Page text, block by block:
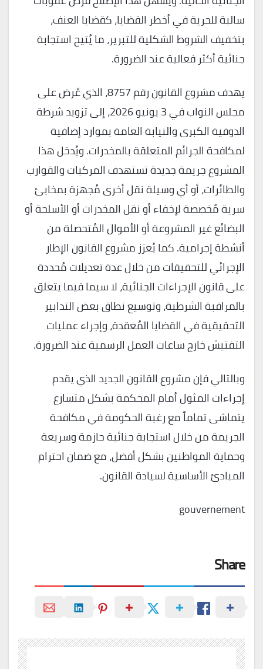
سالبة للحرية في أخطر القضايا، كقضايا العنف،
بتخفيف الشروط الشكلية للتبرير، ما يُتيح استجابة
جنائية أكثر فعالية عند الضرورة.
يهدف مشروع القانون رقم 8757، الذي عُرض على
مجلس النواب في 3 يونيو 2026، إلى تزويد شرطة
الدوقية الكبرى والنيابة العامة بموارد إضافية
لمكافحة الجرائم المتعلقة بالمخدرات. ويُدخل هذا
المشروع جريمة جديدة تستهدف المركبات والقوارب
والطائرات، أو أي وسيلة نقل أخرى مُجهزة بمخابئ
سرية مُخصصة لإخفاء أو نقل المخدرات أو الأسلحة أو
البضائع غير المشروعة أو الأموال المُتحصلة من
أنشطة إجرامية. كما يُعزز مشروع القانون الإطار
الإجرائي للتحقيقات من خلال عدة تعديلات مُحددة
على قانون الإجراءات الجنائية، لا سيما فيما يتعلق
بالمراقبة الشرطية، وتوسيع نطاق بعض التدابير
التحقيقية في القضايا المُعقدة، وإجراء عمليات
التفتيش خارج ساعات العمل الرسمية عند الضرورة.
وبالتالي فإن مشروع القانون الجديد الذي يقدم
إجراءات المثول أمام المحكمة بشكل متسارع
يتماشى تماماً مع رغبة الحكومة في مكافحة
الجريمة من خلال استجابة جنائية حازمة وسريعة
وحماية المواطنين بشكل أفضل، مع ضمان احترام
المبادئ الأساسية لسيادة القانون.
gouvernement
Share